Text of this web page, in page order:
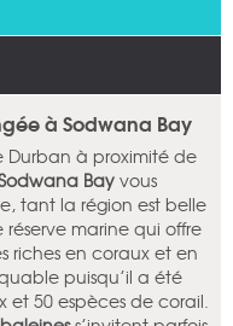
à Sodwana Bay
Durban à proximité de
Bay vous
tant la région est belle
marine qui offre
riches en coraux et en
puisqu’il a été
et 50 espèces de corail.